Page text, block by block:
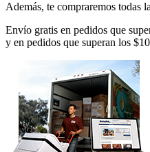
Además, te compraremos todas
Envío gratis en pedidos que
y en pedidos que superan los